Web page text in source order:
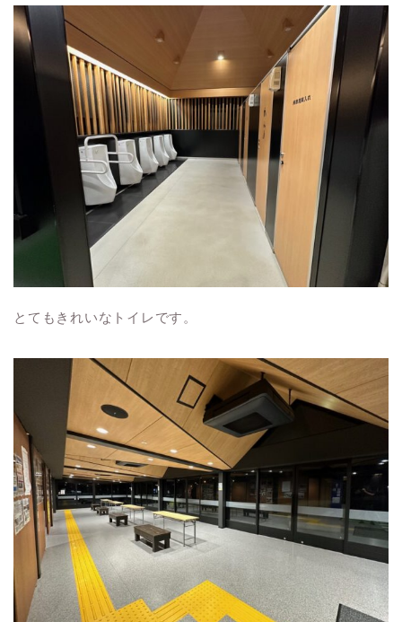
とてもきれいなトイレです。